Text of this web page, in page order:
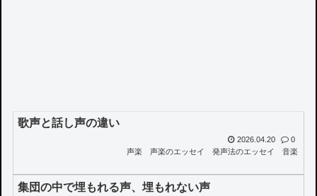
歌声と話し声の違い
2026.04.20
0
声楽
声楽のエッセイ 発声法のエッセイ 音楽
集団の中で埋もれる声、埋もれない声